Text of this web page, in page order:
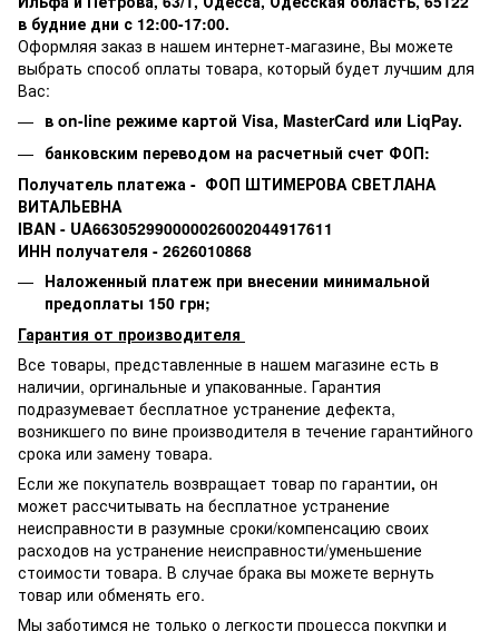
в будние дни с 12:00-17:00.
Оформляя заказ в нашем интернет-магазине, Вы можете
выбрать способ оплаты товара, который будет лучшим для
Вас:
в on-line режиме картой Visa, MasterCard или LiqPay.
банковским переводом на расчетный счет ФОП:
Получатель платежа - ФОП ШТИМЕРОВА СВЕТЛАНА
ВИТАЛЬЕВНА
IBAN - UA663052990000026002044917611
ИНН получателя - 2626010868
Наложенный платеж при внесении минимальной
предоплаты 150 грн;
Гарантия от производителя
Все товары, представленные в нашем магазине есть в
наличии, оргинальные и упакованные. Гарантия
подразумевает бесплатное устранение дефекта,
возникшего по вине производителя в течение гарантийного
срока или замену товара.
Если же покупатель возвращает товар по гарантии, он
может рассчитывать на бесплатное устранение
неисправности в разумные сроки/компенсацию своих
расходов на устранение неисправности/уменьшение
стоимости товара. В случае брака вы можете вернуть
товар или обменять его.
Мы заботимся не только о легкости процесса покупки и